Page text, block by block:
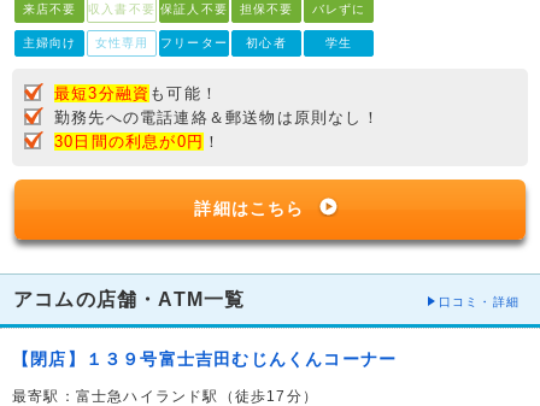
来店不要 収入書不要 保証人不要 担保不要 バレずに
主婦向け 女性専用 フリーター 初心者 学生
最短3分融資 も可能！
勤務先への電話連絡＆郵送物は原則なし！
30日間の利息が0円 ！
詳細はこちら
アコムの店舗・ATM一覧 口コミ・詳細
【閉店】１３９号富士吉田むじんくんコーナー
最寄駅：富士急ハイランド駅（徒歩17分）